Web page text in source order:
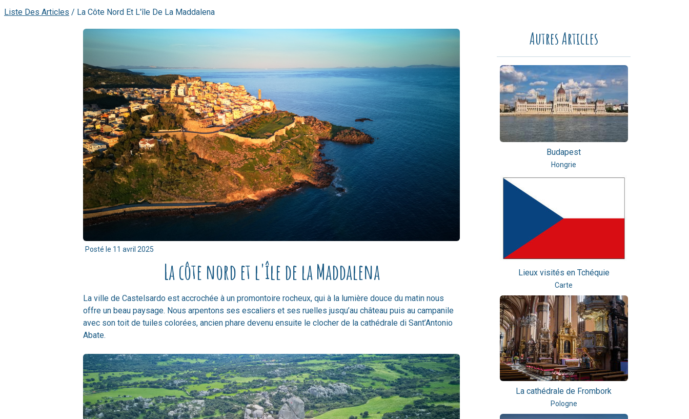
Liste Des Articles / La Côte Nord Et L'île De La Maddalena
Posté le 11 avril 2025
La côte nord et l'île de la Maddalena
La ville de Castelsardo est accrochée à un promontoire rocheux, qui à la lumière douce du matin nous
offre un beau paysage. Nous arpentons ses escaliers et ses ruelles jusqu’au château puis au campanile
avec son toit de tuiles colorées, ancien phare devenu ensuite le clocher de la cathédrale di Sant’Antonio
Abate.
Autres Articles
Budapest
Hongrie
Lieux visités en Tchéquie
Carte
La cathédrale de Frombork
Pologne